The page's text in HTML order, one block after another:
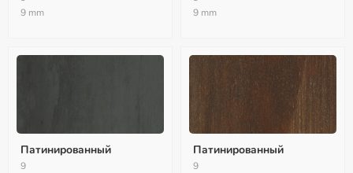
9 mm
9 mm
Патинированный
9
Патинированный
9